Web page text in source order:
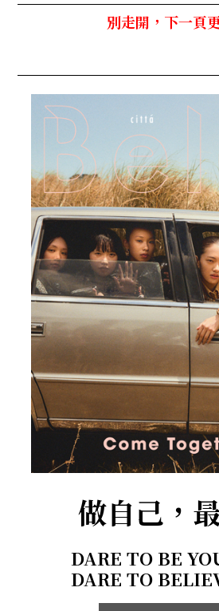
別走開，下一頁
做自己，
DARE TO BE
DARE TO